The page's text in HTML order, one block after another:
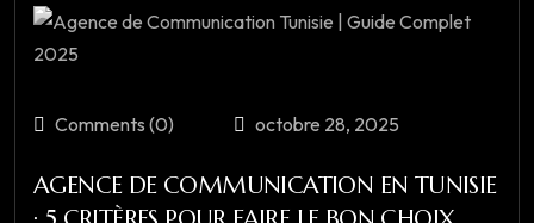
Comments (0) octobre 28, 2025
AGENCE DE COMMUNICATION EN TUNISIE